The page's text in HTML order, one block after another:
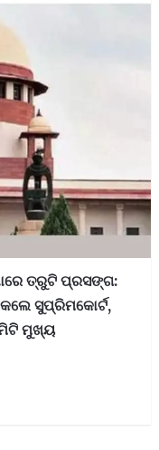
ତ୍ରୁଟି ପ୍ରସଙ୍ଗ:
ସୁପ୍ରିମକୋର୍ଟ,
ମୁଖ୍ୟ